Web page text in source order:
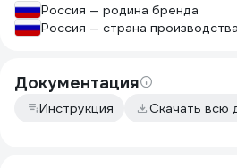
Россия — родина бренда
Россия — страна производства
Документация
Инструкция Скачать всю